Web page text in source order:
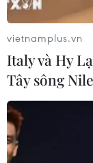
vietnamplus.vn
Italy và Hy
Tây sông Nile